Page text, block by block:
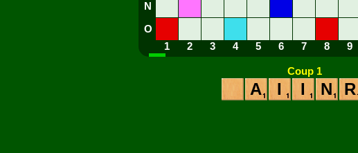
N
O
1
2 3 4 5 6 7 8 9
Coup 1
A I I N R